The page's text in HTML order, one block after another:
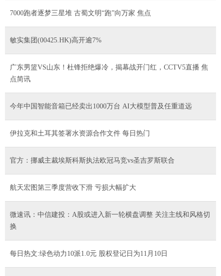
7000跑者逐梦三星堆 古蜀文明“跑”向万家 焦点
敏实集团(00425.HK)高开逾7%
广东男篮VS山东！杜锋拒绝爆冷，揭幕战开门红，CCTV5直播 焦
点简讯
今年中国智能音箱已经卖出1000万台 AI大模型普及任重道远
伊拉克和土耳其签署水资源合作文件 每日热门
官方：挪威主裁埃斯科斯执法欧冠马竞vs圣吉罗斯联合
航天宏图第三季度营收下滑 亏损大幅扩大
微速讯：中信建投：A股或进入新一轮横盘调整 关注主线和风格切
换
每日热文:绿色动力10派1.0元 股权登记日为11月10日